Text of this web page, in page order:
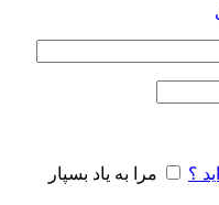
؟
مرا به یاد بسپار